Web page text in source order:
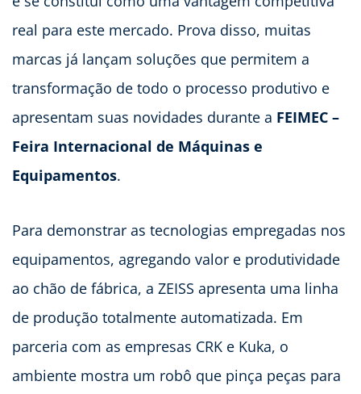
real para este mercado. Prova disso, muitas
marcas já lançam soluções que permitem a
transformação de todo o processo produtivo e
apresentam suas novidades durante a FEIMEC –
Feira Internacional de Máquinas e
Equipamentos.
Para demonstrar as tecnologias empregadas nos
equipamentos, agregando valor e produtividade
ao chão de fábrica, a ZEISS apresenta uma linha
de produção totalmente automatizada. Em
parceria com as empresas CRK e Kuka, o
ambiente mostra um robô que pinça peças para